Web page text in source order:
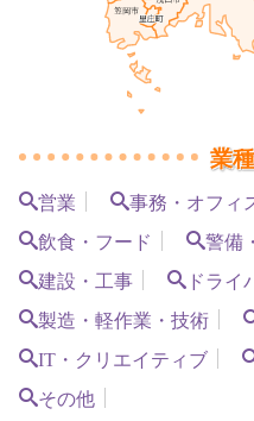
業
営業 事務・オフィ
飲食・フード 警備
建設・工事 ドライ
製造・軽作業・技術
IT・クリエイティブ
その他